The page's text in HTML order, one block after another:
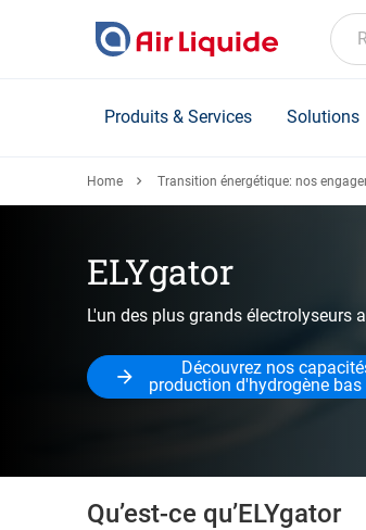
Produits & Services Solutions
Home Transition énergétique: nos
ELYgator
L'un des plus grands électrolyseurs
Découvrez nos
production d'hydrogène bas
Qu’est-ce qu’ELYgator